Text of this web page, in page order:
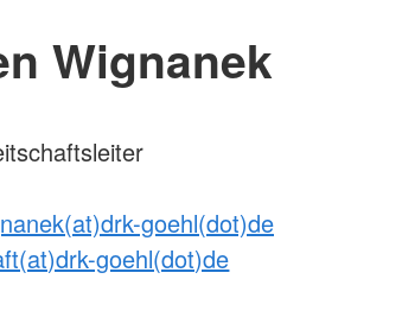
Wignanek
goehl(dot)de
goehl(dot)de